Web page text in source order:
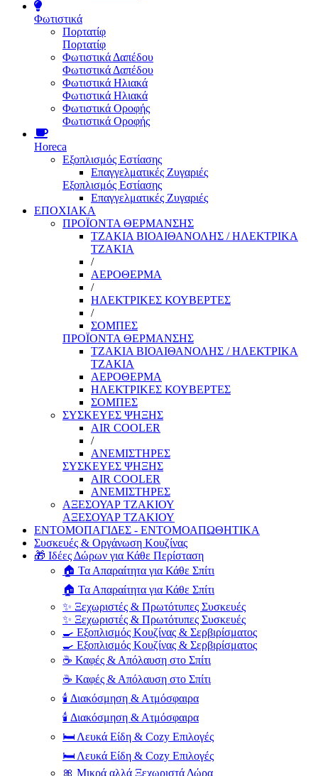
Φωτιστικά
Πορτατίφ
Πορτατίφ
Φωτιστικά Δαπέδου
Φωτιστικά Δαπέδου
Φωτιστικά Ηλιακά
Φωτιστικά Ηλιακά
Φωτιστικά Οροφής
Φωτιστικά Οροφής
Horeca
Εξοπλισμός Εστίασης
Επαγγελματικές Ζυγαριές
Εξοπλισμός Εστίασης
Επαγγελματικές Ζυγαριές
ΕΠΟΧΙΑΚΑ
ΠΡΟΪΟΝΤΑ ΘΕΡΜΑΝΣΗΣ
ΤΖΑΚΙΑ ΒΙΟΑΙΘΑΝΟΛΗΣ / ΗΛΕΚΤΡΙΚΑ
ΤΖΑΚΙΑ
/
ΑΕΡΟΘΕΡΜΑ
/
ΗΛΕΚΤΡΙΚΕΣ ΚΟΥΒΕΡΤΕΣ
/
ΣΟΜΠΕΣ
ΠΡΟΪΟΝΤΑ ΘΕΡΜΑΝΣΗΣ
ΤΖΑΚΙΑ ΒΙΟΑΙΘΑΝΟΛΗΣ / ΗΛΕΚΤΡΙΚΑ
ΤΖΑΚΙΑ
ΑΕΡΟΘΕΡΜΑ
ΗΛΕΚΤΡΙΚΕΣ ΚΟΥΒΕΡΤΕΣ
ΣΟΜΠΕΣ
ΣΥΣΚΕΥΕΣ ΨΗΞΗΣ
AIR COOLER
/
ΑΝΕΜΙΣΤΗΡΕΣ
ΣΥΣΚΕΥΕΣ ΨΗΞΗΣ
AIR COOLER
ΑΝΕΜΙΣΤΗΡΕΣ
ΑΞΕΣΟΥΑΡ ΤΖΑΚΙΟΥ
ΑΞΕΣΟΥΑΡ ΤΖΑΚΙΟΥ
ΕΝΤΟΜΟΠΑΓΙΔΕΣ - ΕΝΤΟΜΟΑΠΩΘΗΤΙΚΑ
Συσκευές & Οργάνωση Κουζίνας
🎁 Ιδέες Δώρων για Κάθε Περίσταση
🏠 Τα Απαραίτητα για Κάθε Σπίτι
🏠 Τα Απαραίτητα για Κάθε Σπίτι
✨ Ξεχωριστές & Πρωτότυπες Συσκευές
✨ Ξεχωριστές & Πρωτότυπες Συσκευές
🍳 Εξοπλισμός Κουζίνας & Σερβιρίσματος
🍳 Εξοπλισμός Κουζίνας & Σερβιρίσματος
☕ Καφές & Απόλαυση στο Σπίτι
☕ Καφές & Απόλαυση στο Σπίτι
🕯️ Διακόσμηση & Ατμόσφαιρα
🕯️ Διακόσμηση & Ατμόσφαιρα
🛏️ Λευκά Είδη & Cozy Επιλογές
🛏️ Λευκά Είδη & Cozy Επιλογές
🎀 Μικρά αλλά Ξεχωριστά Δώρα